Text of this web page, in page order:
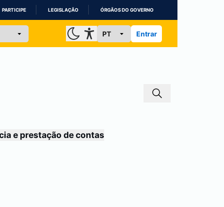
PARTICIPE LEGISLAÇÃO ÓRGÃOS DO GOVERNO
Entrar
e prestação de contas